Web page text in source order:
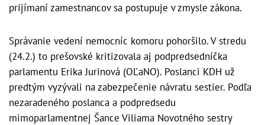
prijímaní zamestnancov sa postupuje v zmysle zákona.
Správanie vedení nemocníc komoru pohoršilo. V stredu
(24.2.) to prešovské kritizovala aj podpredsedníčka
parlamentu Erika Jurinová (OĽaNO). Poslanci KDH už
predtým vyzývali na zabezpečenie návratu sestier. Podľa
nezaradeného poslanca a podpredsedu
mimoparlamentnej Šance Viliama Novotného sestry